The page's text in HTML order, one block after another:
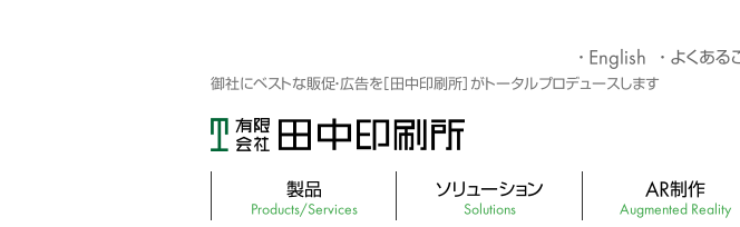
English よくある
御社にベストな販促・広告を［田中印刷所］がトータルプロデュースします
製品
Products/Services
ソリューション
Solutions
AR制作
Augmented Reality